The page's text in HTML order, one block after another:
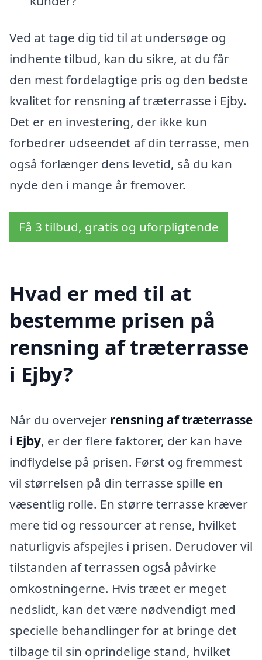
Ved at tage dig tid til at undersøge og
indhente tilbud, kan du sikre, at du får
den mest fordelagtige pris og den bedste
kvalitet for rensning af træterrasse i Ejby.
Det er en investering, der ikke kun
forbedrer udseendet af din terrasse, men
også forlænger dens levetid, så du kan
nyde den i mange år fremover.
Få 3 tilbud, gratis og uforpligtende
Hvad er med til at
bestemme prisen på
rensning af træterrasse
i Ejby?
Når du overvejer rensning af træterrasse
i Ejby, er der flere faktorer, der kan have
indflydelse på prisen. Først og fremmest
vil størrelsen på din terrasse spille en
væsentlig rolle. En større terrasse kræver
mere tid og ressourcer at rense, hvilket
naturligvis afspejles i prisen. Derudover vil
tilstanden af terrassen også påvirke
omkostningerne. Hvis træet er meget
nedslidt, kan det være nødvendigt med
specielle behandlinger for at bringe det
tilbage til sin oprindelige stand, hvilket